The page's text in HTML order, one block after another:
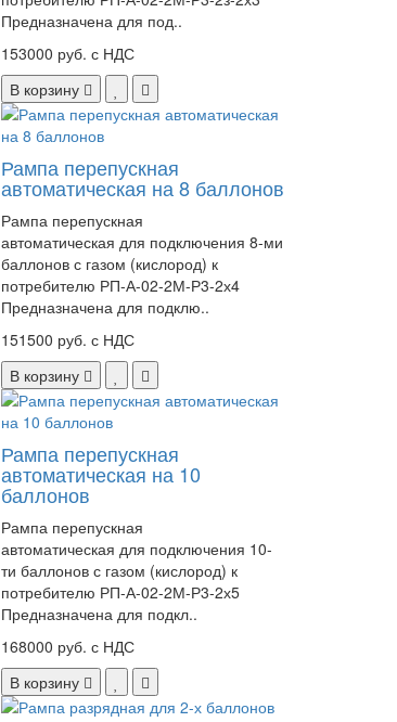
Предназначена для под..
153000 руб. с НДС
В корзину
Рампа перепускная
автоматическая на 8 баллонов
Рампа перепускная
автоматическая для подключения 8-ми
баллонов с газом (кислород) к
потребителю РП-А-02-2М-Р3-2х4
Предназначена для подклю..
151500 руб. с НДС
В корзину
Рампа перепускная
автоматическая на 10
баллонов
Рампа перепускная
автоматическая для подключения 10-
ти баллонов с газом (кислород) к
потребителю РП-А-02-2М-Р3-2х5
Предназначена для подкл..
168000 руб. с НДС
В корзину